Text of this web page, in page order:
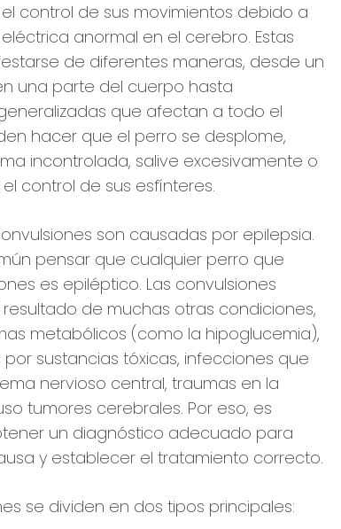
control de sus movimientos debido a
anormal en el cerebro. Estas
de diferentes maneras, desde un
una parte del cuerpo hasta
que afectan a todo el
hacer que el perro se desplome,
incontrolada, salive excesivamente o
control de sus esfínteres.
son causadas por epilepsia.
pensar que cualquier perro que
es epiléptico. Las convulsiones
de muchas otras condiciones,
metabólicos (como la hipoglucemia),
sustancias tóxicas, infecciones que
nervioso central, traumas en la
tumores cerebrales. Por eso, es
un diagnóstico adecuado para
y establecer el tratamiento correcto.
se dividen en dos tipos principales: